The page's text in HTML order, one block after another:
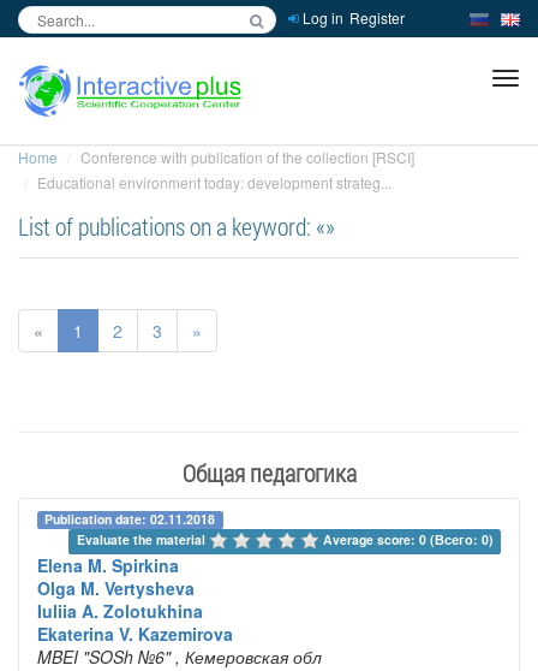
Log in Register
Home
Conference with publication of the collection [RSCI]
Educational environment today: development strateg...
List of publications on a keyword: «»
« 1 2 3 »
Общая педагогика
Publication date: 02.11.2018
Evaluate the material
Average score: 0 (Всего: 0)
Elena M. Spirkina
Olga M. Vertysheva
Iuliia A. Zolotukhina
Ekaterina V. Kazemirova
MBEI "SOSh №6" , Кемеровская обл